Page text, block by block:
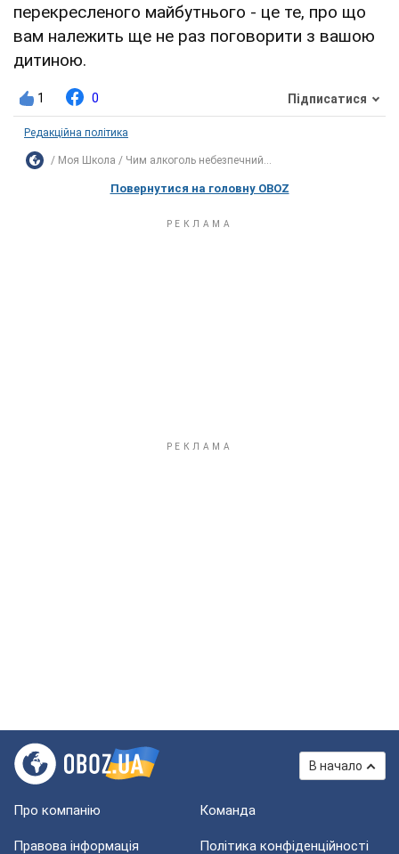
перекресленого майбутнього - це те, про що
вам належить ще не раз поговорити з вашою
дитиною.
1 0 Підписатися
Редакційна політика
Моя Школа Чим алкоголь небезпечний...
Повернутися на головну OBOZ
В начало
Про компанію Команда
Правова інформація Політика конфіденційності